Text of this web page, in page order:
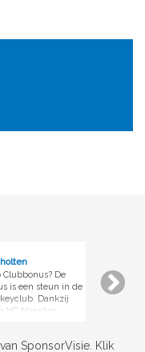
Clubbonus? De
is een steun in de
Dankzij
HC Naarden
clubhuis. Hoe
SponsorVisie. Klik